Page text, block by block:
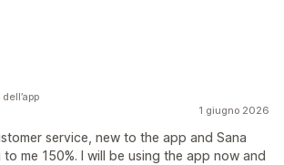
1 giugno 2026
service, new to the app and Sana
me 150%. I will be using the app now and